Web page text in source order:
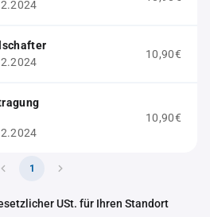
10,90€
10,90€
1
USt. für Ihren Standort